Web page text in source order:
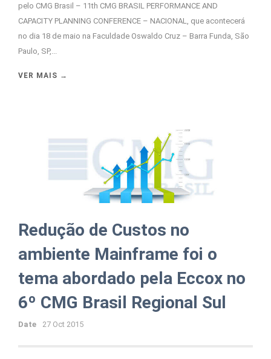
pelo CMG Brasil – 11th CMG BRASIL PERFORMANCE AND
CAPACITY PLANNING CONFERENCE – NACIONAL, que acontecerá
no dia 18 de maio na Faculdade Oswaldo Cruz – Barra Funda, São
Paulo, SP,...
VER MAIS →
Redução de Custos no
ambiente Mainframe foi o
tema abordado pela Eccox no
6º CMG Brasil Regional Sul
Date 27 Oct 2015